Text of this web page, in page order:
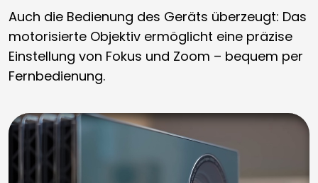
Auch die Bedienung des Geräts überzeugt: Das
motorisierte Objektiv ermöglicht eine präzise
Einstellung von Fokus und Zoom – bequem per
Fernbedienung.